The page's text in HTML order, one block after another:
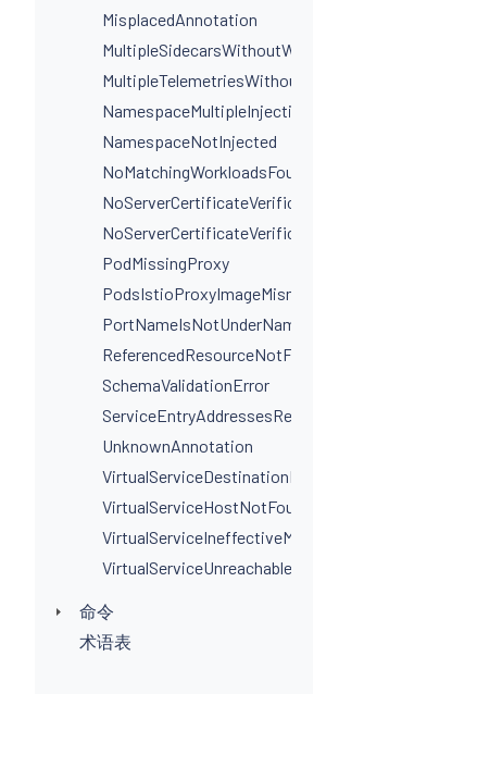
MisplacedAnnotation
MultipleSidecarsWithoutWorkloadSelectors
MultipleTelemetriesWithoutWorkloadSelectors
NamespaceMultipleInjectionLabels
NamespaceNotInjected
NoMatchingWorkloadsFound
NoServerCertificateVerificationDestinationLevel
NoServerCertificateVerificationPortLevel
PodMissingProxy
PodsIstioProxyImageMismatchInNamespace
PortNameIsNotUnderNamingConvention
ReferencedResourceNotFound
SchemaValidationError
ServiceEntryAddressesRequired
UnknownAnnotation
VirtualServiceDestinationPortSelectorRequired
VirtualServiceHostNotFoundInGateway
VirtualServiceIneffectiveMatch
VirtualServiceUnreachableRule
命令
术语表